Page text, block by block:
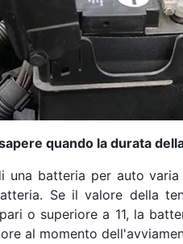
quando la durata
una batteria per auto
Se il valore della
o superiore a 11, la
al momento